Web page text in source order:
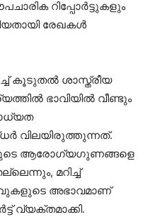
റിപ്പോര്‍ട്ടുകളും
രേഖകള്‍
കൂടുതല്‍ ശാസ്ത്രീയ
ഭാവിയില്‍ വീണ്ടും
വിലയിരുത്തുന്നത്.
ആരോഗ്യഗുണങ്ങളെ
മറിച്ച്
അഭാവമാണ്
വ്യക്തമാക്കി.